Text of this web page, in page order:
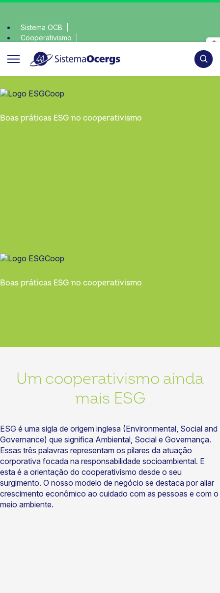
Sistema OCB
Cooperativismo
Boas práticas ESG no cooperativismo
Boas práticas ESG no cooperativismo
Um cooperativismo ainda
mais ESG
ESG é uma sigla de origem inglesa (Environmental, Social and
Governance) que significa Ambiental, Social e Governança.
Essas três palavras representam os pilares da atuação
corporativa focada na responsabilidade socioambiental. E
esta é a orientação do cooperativismo desde o seu
surgimento. O nosso modelo de negócio se destaca por aliar
crescimento econômico ao cuidado com as pessoas e com o
meio ambiente.